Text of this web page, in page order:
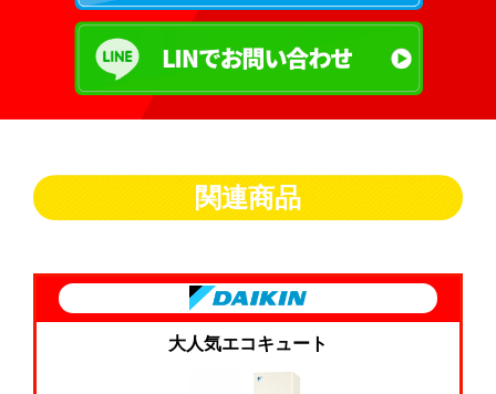
関連商品
大人気エコキュート